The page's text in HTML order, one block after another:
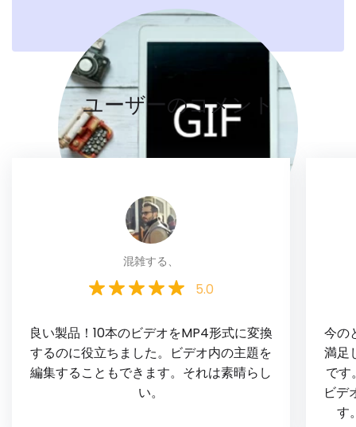
ユーザーのコメント
混雑する、
5.0
良い製品！10本のビデオをMP4形式に変換
するのに役立ちました。ビデオ内の主題を
編集することもできます。それは素晴らし
い。
今の
満足
です
ビデ
す